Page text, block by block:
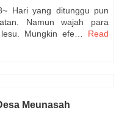
Hari yang ditunggu pun
Namun wajah para
Mungkin efe…
Read
Meunasah